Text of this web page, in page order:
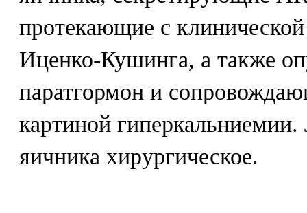
протекающие с
Иценко-Кушинга, а также
паратгормон и
картиной
яичника хирургическое.